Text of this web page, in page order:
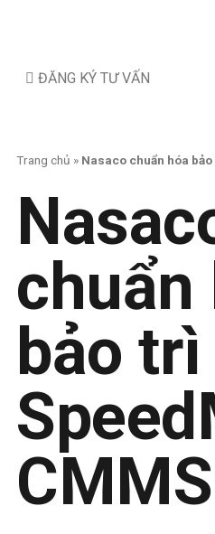
ĐĂNG KÝ TƯ VẤN
Trang chủ » Nasaco chuẩn hóa
chuẩn
bảo
CMMS